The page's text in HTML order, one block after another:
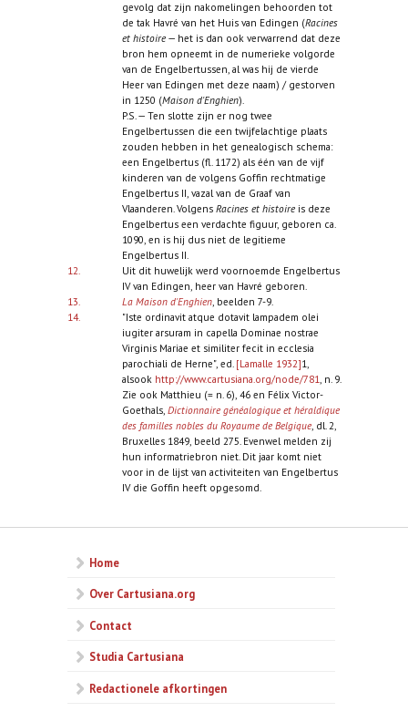
gevolg dat zijn nakomelingen behoorden tot
de tak Havré van het Huis van Edingen (Racines
et histoire— het is dan ook verwarrend dat deze
bron hem opneemt in de numerieke volgorde
van de Engelbertussen, al was hij de vierde
Heer van Edingen met deze naam) / gestorven
in 1250 (Maison d'Enghien).
P.S. — Ten slotte zijn er nog twee
Engelbertussen die een twijfelachtige plaats
zouden hebben in het genealogisch schema:
een Engelbertus (fl. 1172) als één van de vijf
kinderen van de volgens Goffin rechtmatige
Engelbertus II, vazal van de Graaf van
Vlaanderen. Volgens Racines et histoireis deze
Engelbertus een verdachte figuur, geboren ca.
1090, en is hij dus niet de legitieme
Engelbertus II.
12.
Uit dit huwelijk werd voornoemde Engelbertus
IV van Edingen, heer van Havré geboren.
13.
La Maison d'Enghien, beelden 7-9.
14.
"Iste ordinavit atque dotavit lampadem olei
iugiter arsuram in capella Dominae nostrae
Virginis Mariae et similiter fecit in ecclesia
parochiali de Herne", ed. [Lamalle 1932]1,
alsook http://www.cartusiana.org/node/781 , n. 9.
Zie ook Matthieu (= n. 6), 46 en Félix Victor-
Goethals, Dictionnaire généalogique et héraldique
des familles nobles du Royaume de Belgique, dl. 2,
Bruxelles 1849, beeld 275. Evenwel melden zij
hun informatriebron niet. Dit jaar komt niet
voor in de lijst van activiteiten van Engelbertus
IV die Goffin heeft opgesomd.
Home
Over Cartusiana.org
Contact
Studia Cartusiana
Redactionele afkortingen